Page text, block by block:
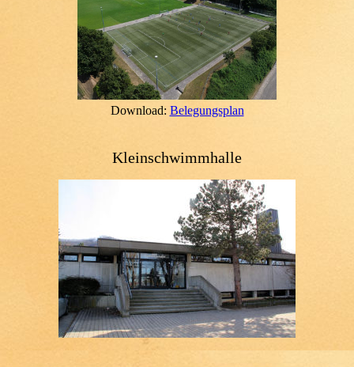
Download: Belegungsplan
Kleinschwimmhalle